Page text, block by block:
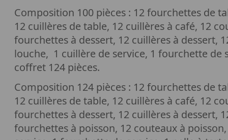
Composition 100 pièces : 12 fourchettes de
12 cuillères de table, 12 cuillères à café, 12
fourchettes à dessert, 12 cuillères à dessert,
louche, 1 cuillère de service, 1 fourchette de
coffret 124 pièces.
Composition 124 pièces : 12 fourchettes de
12 cuillères de table, 12 cuillères à café, 12
fourchettes à dessert, 12 cuillères à dessert,
fourchettes à poisson, 12 couteaux à